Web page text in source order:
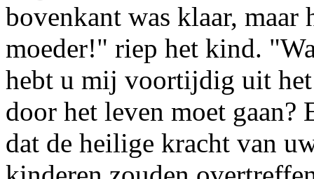
bovenkant was klaar, maar
moeder!" riep het kind.
hebt u mij voortijdig uit
door het leven moet
dat de heilige kracht van